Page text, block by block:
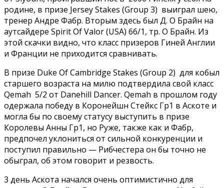
родине, в призе Jersey Stakes (Group 3) выиграл шею,
тренер Андре Фабр. Вторым здесь был Д. О Брайн на
аутсайдере Spirit Of Valor (USA) 66/1, тр. О Брайн. Из
этой скачки видно, что класс призеров Гиней Англии
и Франции не приходится сравнивать.
В призе Duke Of Cambridge Stakes (Group 2) для кобыл
старшего возраста на милю подтвердила свой класс
Qemah 5/2 от Danehill Dancer. Qemah в прошлом году
одержала победу в Коронейшн Стейкс Гр1 в Аскоте и
могла бы по своему статусу выступить в призе
Королевы Анны Гр1, но Руже, также как и Фабр,
предпочел уклониться от сильной конкуренции и
поступил правильно — Рибчестера он бы точно не
обыграл, об этом говорит и резвость.
3 день Аскота начался очень оптимистично для